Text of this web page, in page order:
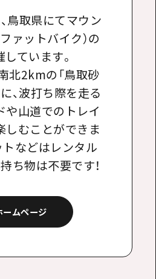
鳥取県にてマウン
ァットバイク）の
ています。
北2kmの「鳥取砂
、波打ち際を走る
や山道でのトレイ
しむことができま
トなどはレンタル
ち物は不要です！
ームページ